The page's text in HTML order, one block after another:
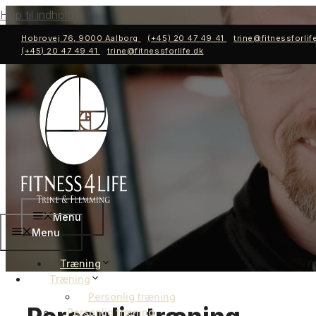
Hop til indhold
Hobrovej 76, 9000 Aalborg (+45) 20 47 49 41
(+45) 20 47 49 41
trine@fitnessforlife.dk
Menu
Træning
Personlig træning
Menu
Træning
Personlig træning